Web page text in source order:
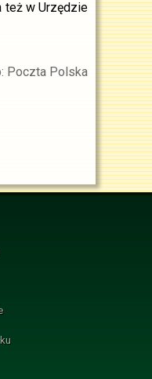
też w Urzędzie
Poczta Polska